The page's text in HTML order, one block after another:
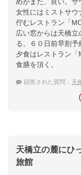
めがまた、良い。サ
女性にはミストサ
佇むレストラン「
広い窓からは天橋立
る。６０日前早割予
夕食はレストラン
食膳を頂く。
回答された質問： 天
天橋立の麓にひ
旅館